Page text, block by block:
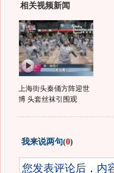
相关视频新闻
上海街头秦俑方阵迎世
博 头套丝袜引围观
我来说两句(0)